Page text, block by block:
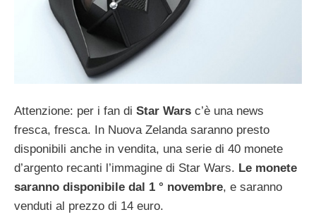
Attenzione: per i fan di Star Wars c’è una news
fresca, fresca. In Nuova Zelanda saranno presto
disponibili anche in vendita, una serie di 40 monete
d’argento recanti l’immagine di Star Wars. Le monete
saranno disponibile dal 1 ° novembre, e saranno
venduti al prezzo di 14 euro.